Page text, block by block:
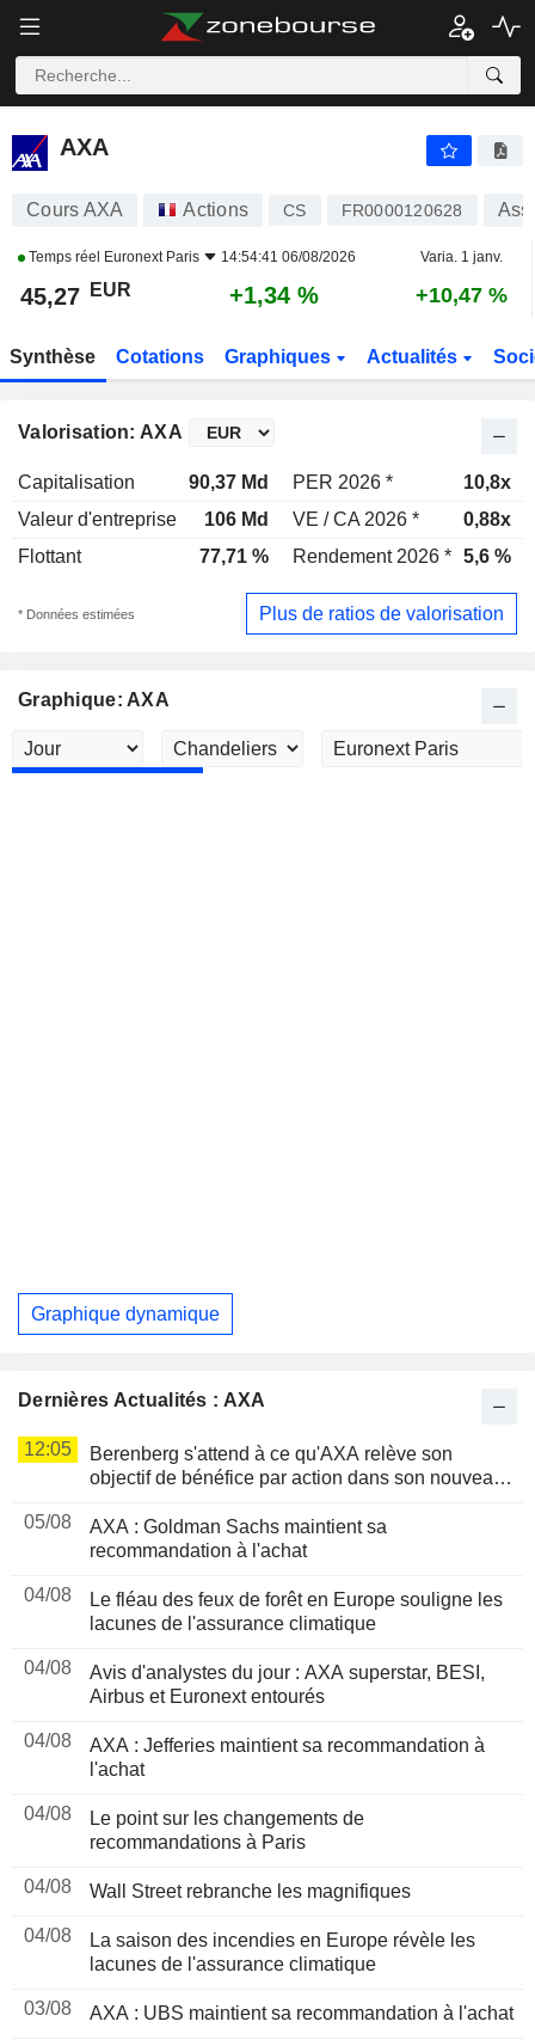
AXA
Cours AXA Actions CS FR0000120628
Temps réel Euronext Paris 14:54:41 06/08/2026 Varia. 1 janv.
45,27 EUR +1,34 % +10,47 %
Synthèse Cotations Graphiques Actualités
Valorisation: AXA
Capitalisation 90,37 Md PER 2026 *
10,8x
Valeur d'entreprise
106 Md VE / CA 2026 *
0,88x
Flottant
77,71 % Rendement 2026 * 5,6 %
* Données estimées Plus de ratios de valorisation
Graphique: AXA
Graphique dynamique
Dernières Actualités : AXA
12:05
Berenberg s'attend à ce qu'AXA relève son
objectif de bénéfice par action dans son nouveau
05/08
AXA : Goldman Sachs maintient sa
recommandation à l'achat
04/08
Le fléau des feux de forêt en Europe souligne les
lacunes de l'assurance climatique
04/08
Avis d'analystes du jour : AXA superstar, BESI,
Airbus et Euronext entourés
04/08
AXA : Jefferies maintient sa recommandation à
l'achat
04/08
Le point sur les changements de
recommandations à Paris
04/08 Wall Street rebranche les magnifiques
04/08
La saison des incendies en Europe révèle les
lacunes de l'assurance climatique
03/08 AXA : UBS maintient sa recommandation à l'achat